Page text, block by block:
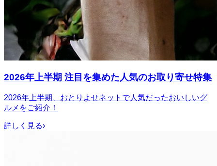
2026年上半期 注目を集めた人気のお取り寄せ特集
2026年上半期、おとりよせネットで人気だったおいしいグ
ルメをご紹介！
詳しく見る›